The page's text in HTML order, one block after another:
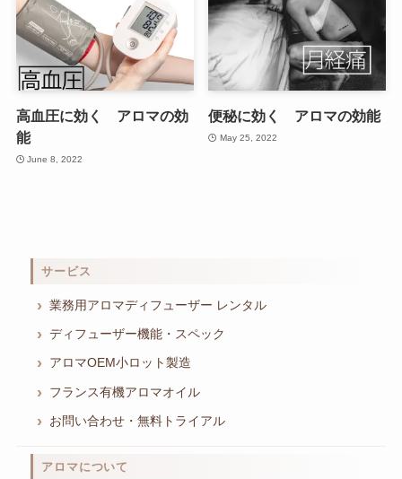
高血圧に効く アロマの効
能
June 8, 2022
便秘に効く アロマの効能
May 25, 2022
サービス
業務用アロマディフューザー レンタル
ディフューザー機能・スペック
アロマOEM小ロット製造
フランス有機アロマオイル
お問い合わせ・無料トライアル
アロマについて